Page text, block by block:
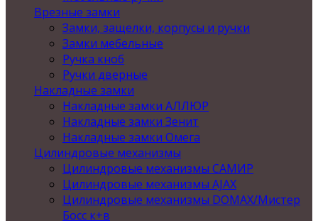
Врезные замки
Замки, защелки, корпусы и ручки
Замки мебельные
Ручка кноб
Ручки дверные
Накладные замки
Накладные замки АЛЛЮР
Накладные замки Зенит
Накладные замки Омега
Цилиндровые механизмы
Цилиндровые механизмы САМИР
Цилиндровые механизмы AJAX
Цилиндровые механизмы DOMAX/Мистер
Босс к+в